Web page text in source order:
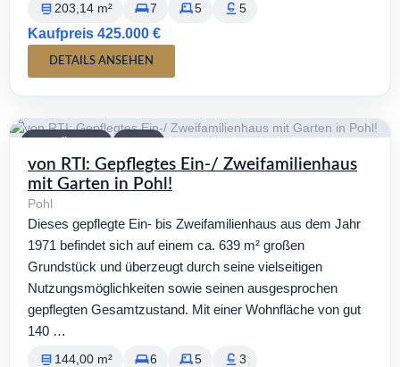
203,14 m² 7 5 5
Kaufpreis 425.000 €
DETAILS ANSEHEN
von RTI: Gepflegtes Ein-/ Zweifamilienhaus
mit Garten in Pohl!
Pohl
Dieses gepflegte Ein- bis Zweifamilienhaus aus dem Jahr
1971 befindet sich auf einem ca. 639 m² großen
Grundstück und überzeugt durch seine vielseitigen
Nutzungsmöglichkeiten sowie seinen ausgesprochen
gepflegten Gesamtzustand. Mit einer Wohnfläche von gut
140 …
144,00 m² 6 5 3